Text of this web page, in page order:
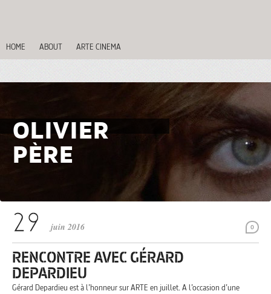
HOME ABOUT ARTE CINEMA
OLIVIER
PÈRE
0
juin 2016
RENCONTRE AVEC GÉRARD
DEPARDIEU
Gérard Depardieu est à l’honneur sur ARTE en juillet. A l’occasion d’une